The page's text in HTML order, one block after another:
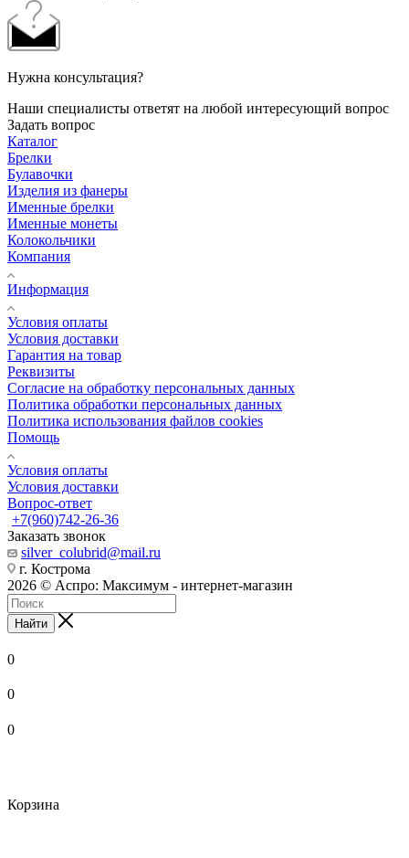
Нужна консультация?
Наши специалисты ответят на любой интересующий вопрос
Задать вопрос
Каталог
Брелки
Булавочки
Изделия из фанеры
Именные брелки
Именные монеты
Колокольчики
Компания
Информация
Условия оплаты
Условия доставки
Гарантия на товар
Реквизиты
Согласие на обработку персональных данных
Политика обработки персональных данных
Политика использования файлов cookies
Помощь
Условия оплаты
Условия доставки
Вопрос-ответ
+7(960)742-26-36
Заказать звонок
silver_colubrid@mail.ru
г. Кострома
2026 © Аспро: Максимум - интернет-магазин
Найти
0
0
0
Корзина